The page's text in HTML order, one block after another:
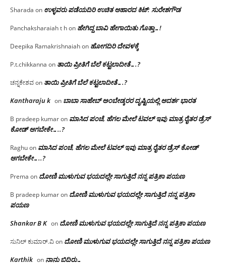
Sharada on ಉಳ್ಳವರು ಪಡೆಯದಿರಿ ಉಚಿತ ಆಹಾರದ ಕಿಟ್: ಸುರೇಶಗೌಡ
Panchaksharaiah t hon ಹೇಗಿದ್ದ ಬಾವಿ ಹೇಗಾಯಿತು ಗೊತ್ತಾ…!
Deepika Ramakrishnaiahon ಹೋಗದಿರಿ ದೇವಳಕ್ಕೆ
P.t.chikkanna on ತಾಯಿ ಪ್ರೀತಿಗೆ ಬೆಲೆ ಕಟ್ಟಲಾದೀತೆ….?
ಚನ್ನಕೇಶವon ತಾಯಿ ಪ್ರೀತಿಗೆ ಬೆಲೆ ಕಟ್ಟಲಾದೀತೆ….?
Kantharaju k on ಬಾಬಾ ಸಾಹೇಬ್ ಅಂಬೇಡ್ಕರರ ದೃಷ್ಟಿಯಲ್ಲಿ ಆದರ್ಶ ಭಾರತ
B pradeep kumaron ಮಾಸಿದ ಪಂಚೆ, ಹೆಗಲ ಮೇಲೆ ಟವಲ್‌ ಇವು ಮಾತ್ರ ರೈತರ ಡ್ರೆಸ್‌
ಕೋಡ್ ಆಗಬೇಕೇ…..?‌
Raghuon ಮಾಸಿದ ಪಂಚೆ, ಹೆಗಲ ಮೇಲೆ ಟವಲ್‌ ಇವು ಮಾತ್ರ ರೈತರ ಡ್ರೆಸ್‌ ಕೋಡ್
ಆಗಬೇಕೇ…..?‌
Prema on ದೋಣಿ ಮುಳುಗುವ ಭಯದಲ್ಲೇ ಸಾಗುತ್ತಿದೆ ನನ್ನ ಪತ್ರಿಕಾ ಪಯಣ
B pradeep kumaron ದೋಣಿ ಮುಳುಗುವ ಭಯದಲ್ಲೇ ಸಾಗುತ್ತಿದೆ ನನ್ನ ಪತ್ರಿಕಾ
ಪಯಣ
Shankar B K on ದೋಣಿ ಮುಳುಗುವ ಭಯದಲ್ಲೇ ಸಾಗುತ್ತಿದೆ ನನ್ನ ಪತ್ರಿಕಾ ಪಯಣ
ಸುನಿಲ್ ಕುಮಾರ್.ವಿon ದೋಣಿ ಮುಳುಗುವ ಭಯದಲ್ಲೇ ಸಾಗುತ್ತಿದೆ ನನ್ನ ಪತ್ರಿಕಾ ಪಯಣ
Karthik on ನಾನು ಬಿದಿರು…